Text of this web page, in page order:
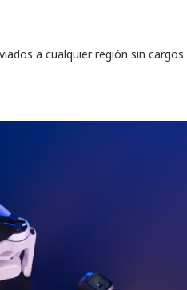
a cualquier región sin cargos